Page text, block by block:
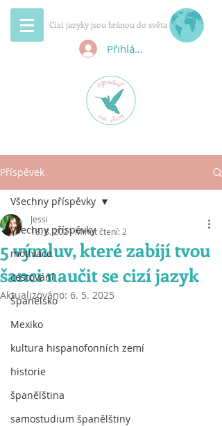
Cizí jazyky jsou bránou do světa
Přihlásit se
Příspěvek
Všechny příspěvky
motivace
cestování
Španělsko
Mexiko
kultura hispanofonních zemí
historie
španělština
samostudium španělštiny
Všechny příspěvky
5 výmluv, které zabíjí tvou
šanci naučit se cizí jazyk
Jessi
18. 8. 2021 Minut čtení: 2
Aktualizováno: 6. 5. 2025